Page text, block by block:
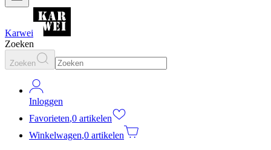
Karwei
Zoeken
Zoeken
Inloggen
Favorieten,0 artikelen
Winkelwagen,0 artikelen